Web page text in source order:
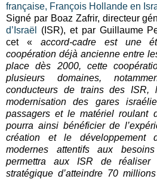
française, François Hollande en
Signé par Boaz Zafrir, directeur
d’Israël
(ISR), et par Guillaume
cet « accord-cadre est une
coopération déjà ancienne entre
place dès 2000, cette
plusieurs domaines,
conducteurs de trains des ISR,
modernisation des gares
passagers et le matériel roulant
pourra ainsi bénéficier de
création et le développement
modernes attentifs aux
permettra aux ISR de réaliser
stratégique d’atteindre 70